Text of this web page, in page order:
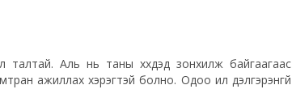
талтай. Аль нь таны хүүхдэд зонхилж байгаагаас
ажиллах хэрэгтэй болно. Одоо илүү дэлгэрэнгүй